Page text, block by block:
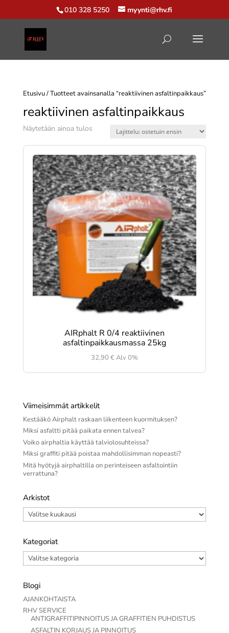
010 328 5250 myynti@rhv.fi
Etusivu/ Tuotteet avainsanalla “reaktiivinen asfaltinpaikkaus”
reaktiivinen asfaltinpaikkaus
Näytetään ainoa tulos
AIRphalt R 0/4 reaktiivinen
asfaltinpaikkausmassa 25kg
32,90 €Alv 0%
Viimeisimmät artikkelit
Kestääkö Airphalt raskaan liikenteen kuormituksen?
Miksi asfaltti pitää paikata ennen talvea?
Voiko airphaltia käyttää talviolosuhteissa?
Miksi graffiti pitää poistaa mahdollisimman nopeasti?
Mitä hyötyjä airphaltilla on perinteiseen asfaltointiin
verrattuna?
Arkistot
Arkistot
Kategoriat
Kategoriat
Blogi
AJANKOHTAISTA
RHV SERVICE
ANTIGRAFFITIPINNOITUS JA GRAFFITIEN PUHDISTUS
ASFALTIN KORJAUS JA PINNOITUS